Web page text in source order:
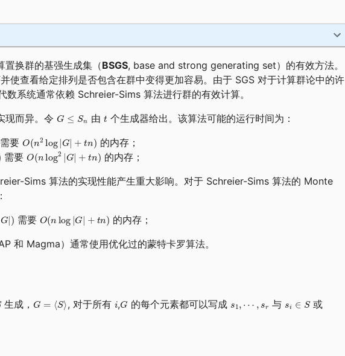
换群的基强生成集（BSGS, base and strong generating set）的有效方法。
使查看给定排列是否包含在群中变得更加容易。由于 SGS 对于计算群论中的许
数系统通常依赖 Schreier-Sims 算法进行群的有效计算。
现而异。令
由 个生成器给出。该算法可能的运行时间为：
需要
的内存；
需要
的内存；
Sims 算法的实现性能产生重大影响。对于 Schreier-Sims 算法的 Monte
需要
的内存；
和 Magma）通常使用优化过的蒙特卡罗算法。
生成， , 对于所有 , 的每个元素都可以写成 与
或